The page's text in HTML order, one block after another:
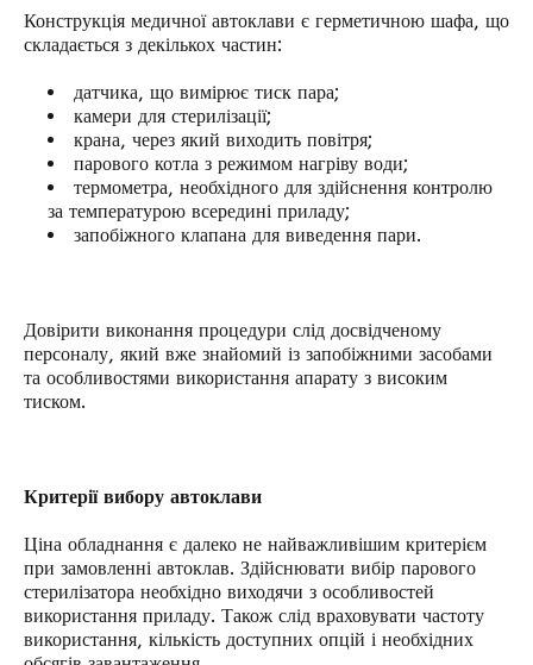
Конструкція медичної автоклави є герметичною шафа, що
складається з декількох частин:
датчика, що вимірює тиск пара;
камери для стерилізації;
крана, через який виходить повітря;
парового котла з режимом нагріву води;
термометра, необхідного для здійснення контролю
за температурою всередині приладу;
запобіжного клапана для виведення пари.
Довірити виконання процедури слід досвідченому
персоналу, який вже знайомий із запобіжними засобами
та особливостями використання апарату з високим
тиском.
Критерії вибору автоклави
Ціна обладнання є далеко не найважливішим критерієм
при замовленні автоклав. Здійснювати вибір парового
стерилізатора необхідно виходячи з особливостей
використання приладу. Також слід враховувати частоту
використання, кількість доступних опцій і необхідних